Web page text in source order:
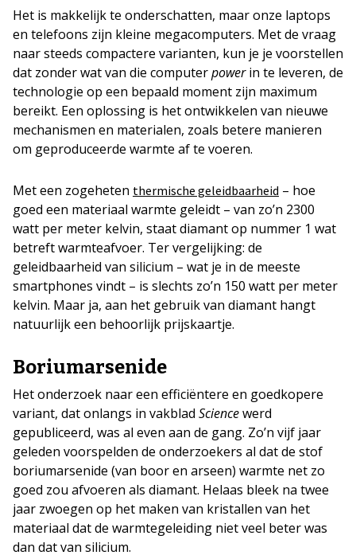
Het is makkelijk te onderschatten, maar onze laptops
en telefoons zijn kleine megacomputers. Met de vraag
naar steeds compactere varianten, kun je je voorstellen
dat zonder wat van die computerpowerin te leveren, de
technologie op een bepaald moment zijn maximum
bereikt. Een oplossing is het ontwikkelen van nieuwe
mechanismen en materialen, zoals betere manieren
om geproduceerde warmte af te voeren.
Met een zogeheten thermische geleidbaarheid – hoe
goed een materiaal warmte geleidt – van zo’n 2300
watt per meter kelvin, staat diamant op nummer 1 wat
betreft warmteafvoer. Ter vergelijking: de
geleidbaarheid van silicium – wat je in de meeste
smartphones vindt – is slechts zo’n 150 watt per meter
kelvin. Maar ja, aan het gebruik van diamant hangt
natuurlijk een behoorlijk prijskaartje.
Boriumarsenide
Het onderzoek naar een efficiëntere en goedkopere
variant, dat onlangs in vakblad Sciencewerd
gepubliceerd, was al even aan de gang. Zo’n vijf jaar
geleden voorspelden de onderzoekers al dat de stof
boriumarsenide (van boor en arseen) warmte net zo
goed zou afvoeren als diamant. Helaas bleek na twee
jaar zwoegen op het maken van kristallen van het
materiaal dat de warmtegeleiding niet veel beter was
dan dat van silicium.